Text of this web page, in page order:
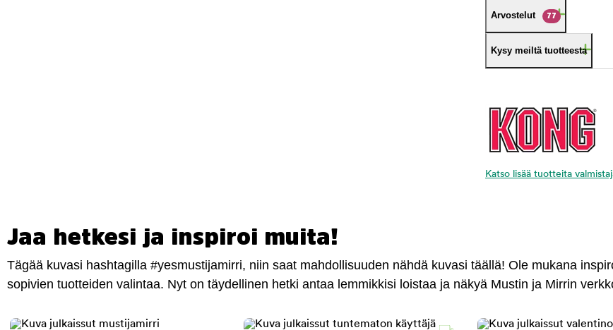
Arvostelut 77
Kysy meiltä tuotteesta
Katso lisää tuotteita
Jaa hetkesi ja inspiroi muita!
Tägää kuvasi hashtagilla #yesmustijamirri, niin saat mahdollisuuden nähdä kuvasi täällä! Ole mukana
sopivien tuotteiden valintaa. Nyt on täydellinen hetki antaa lemmikkisi loistaa ja näkyä Mustin ja Mirrin